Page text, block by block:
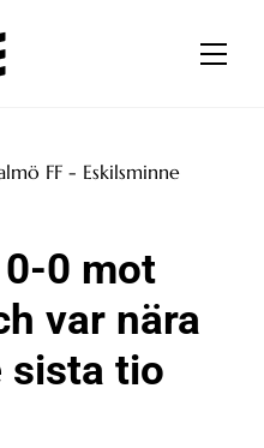
0-0 mot
var nära
sista tio